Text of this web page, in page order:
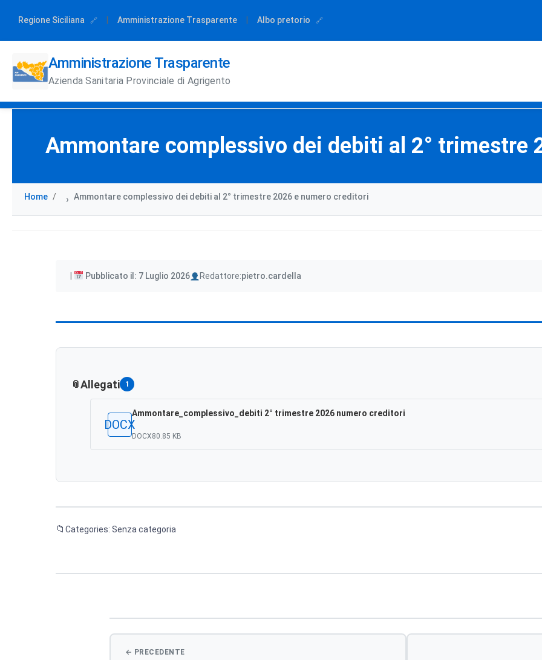
Regione Siciliana Amministrazione Trasparente Albo pretorio
Amministrazione Trasparente
Azienda Sanitaria Provinciale di Agrigento
Ammontare complessivo dei debiti al 2° trimestre
Home › Ammontare complessivo dei debiti al 2° trimestre 2026 e numero creditori
Pubblicato il: 7 Luglio 2026 Redattore:
Author pietro.cardella
Allegati 1
DOCX
Ammontare_complessivo_debiti 2° trimestre 2026 numero creditori
DOCX80.85 KB
Categories: Senza categoria